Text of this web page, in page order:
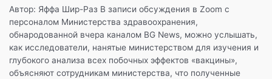
Автор: Яффа Шир-Раз В записи обсуждения в Zoom с
персоналом Министерства здравоохранения,
обнародованной вчера каналом BG News, можно услышать,
как исследователи, нанятые министерством для изучения и
глубокого анализа всех побочных эффектов «вакцины»,
объясняют сотрудникам министерства, что полученные